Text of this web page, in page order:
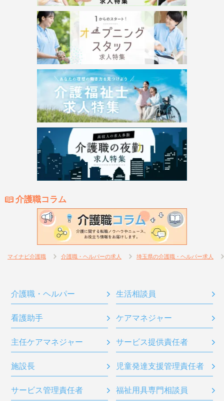
介護職コラム
マイナビ介護職 介護職・ヘルパーの求人 埼玉県の介護職・ヘルパー求人
介護職・ヘルパー 生活相談員
看護助手 ケアマネジャー
主任ケアマネジャー サービス提供責任者
施設長 児童発達支援管理責任者
サービス管理責任者 福祉用具専門相談員